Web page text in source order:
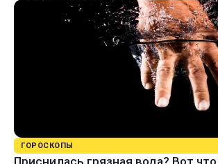
ГОРОСКОПЫ
Приснилась грязная вода? Вот